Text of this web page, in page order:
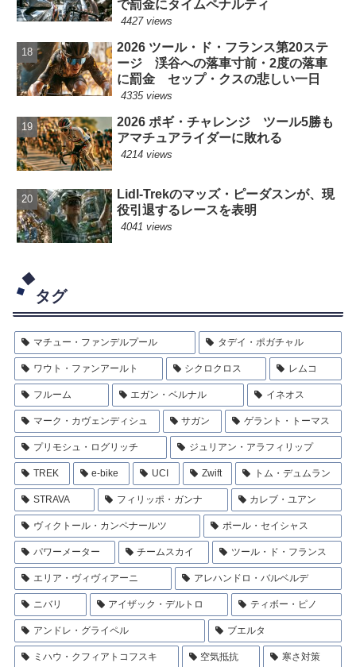
で罰金にタイムペナルティ
4427 views
2026 ツール・ド・フランス第20ステ
ージ 渓谷への落車寸前・2度の落車
に罰金 セップ・クスの悲しい一日
4335 views
2026 ポギ・チャレンジ ツール5勝も
アマチュアライダーに敗れる
4214 views
Lidl-Trekのマッズ・ピーダスンが、現
役引退するレースを表明
4041 views
タグ
マチュー・ファンデルプール タデイ・ポガチャル
ワウト・ファンアールト シクロクロス レムコ
フルーム エガン・ベルナル イネオス
マーク・カヴェンディシュ サガン ゲラント・トーマス
プリモシュ・ログリッチ ジュリアン・アラフィリップ
TREK e-bike UCI Zwift トム・デュムラン
STRAVA フィリッポ・ガンナ カレブ・ユアン
ヴィクトール・カンペナールツ ポール・セイシャス
パワーメーター チームスカイ ツール・ド・フランス
エリア・ヴィヴィアーニ アレハンドロ・バルベルデ
ニバリ アイザック・デルトロ ティボー・ピノ
アンドレ・グライペル ブエルタ
ミハウ・クフィアトコフスキ 空気抵抗 寒さ対策